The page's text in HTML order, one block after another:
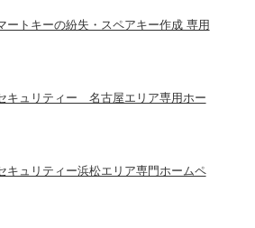
ートキーの紛失・スペアキー作成 専用
キュリティー 名古屋エリア専用ホー
キュリティー浜松エリア専門ホームペ